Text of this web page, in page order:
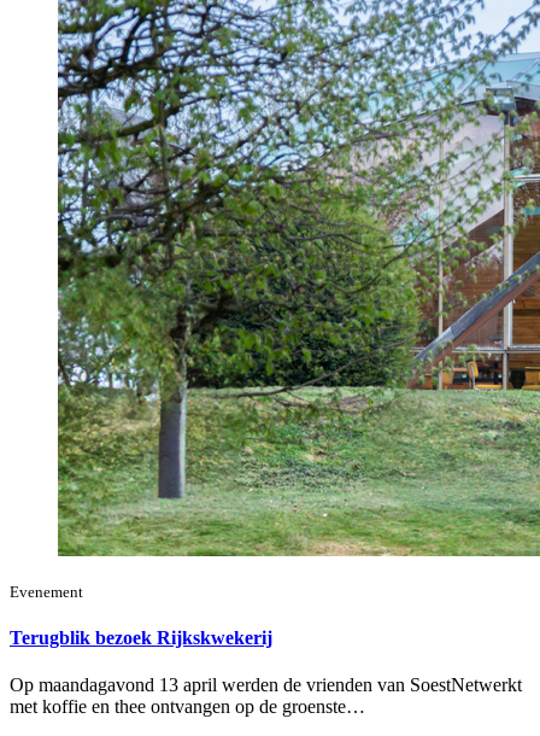
Evenement
Terugblik bezoek Rijkskwekerij
Op maandagavond 13 april werden de vrienden van SoestNetwerkt
met koffie en thee ontvangen op de groenste…